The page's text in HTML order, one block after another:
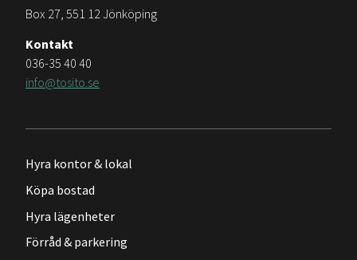
Box 27, 551 12 Jönköping
Kontakt
036-35 40 40
info@tosito.se
Hyra kontor & lokal
Köpa bostad
Hyra lägenheter
Förråd & parkering